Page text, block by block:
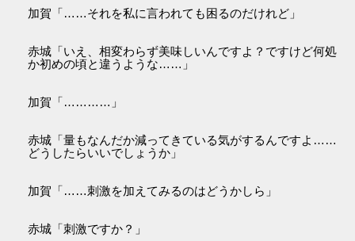
加賀「……それを私に言われても困るのだけれど」
赤城「いえ、相変わらず美味しいんですよ？ですけど何処
か初めの頃と違うような……」
加賀「…………」
赤城「量もなんだか減ってきている気がするんですよ……
どうしたらいいでしょうか」
加賀「……刺激を加えてみるのはどうかしら」
赤城「刺激ですか？」